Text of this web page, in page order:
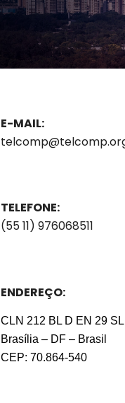
E-MAIL:
TELEFONE:
(55 11) 976068511
ENDEREÇO:
CLN 212 BL D EN 29
Brasília – DF – Brasil
CEP: 70.864-540